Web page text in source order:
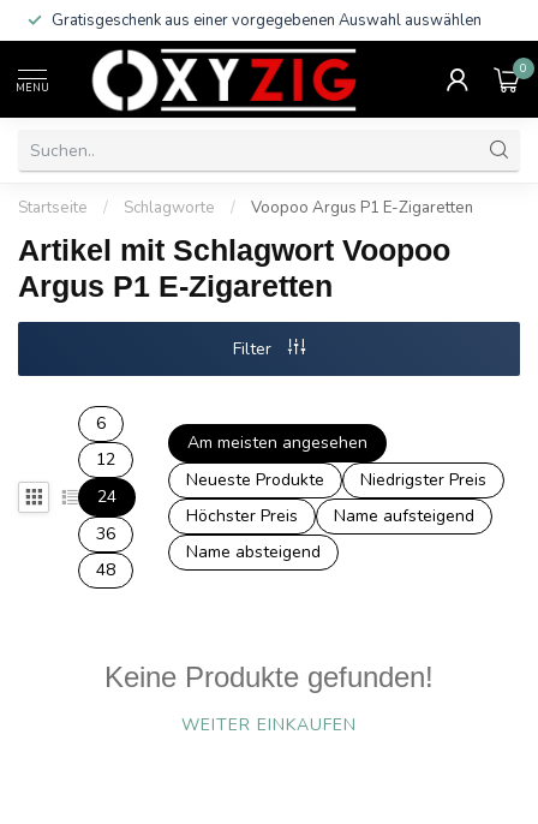
Gratisgeschenk aus einer vorgegebenen Auswahl auswählen
MENU
0
Startseite / Schlagworte / Voopoo Argus P1 E-Zigaretten
Artikel mit Schlagwort Voopoo
Argus P1 E-Zigaretten
Filter
6
12
24
36
48
Am meisten angesehen
Neueste Produkte
Niedrigster Preis
Höchster Preis
Name aufsteigend
Name absteigend
Keine Produkte gefunden!
WEITER EINKAUFEN